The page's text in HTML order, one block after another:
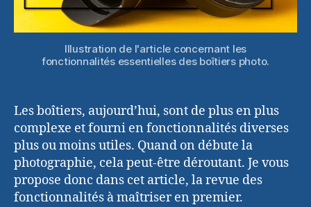
Illustration de l'article concernant les
fonctionnalités essentielles des boîtiers photo.
Les boîtiers, aujourd’hui, sont de plus en plus
complexe et fourni en fonctionnalités diverses
plus ou moins utiles. Quand on débute la
photographie, cela peut-être déroutant. Je vous
propose donc dans cet article, la revue des
fonctionnalités à maîtriser en premier.